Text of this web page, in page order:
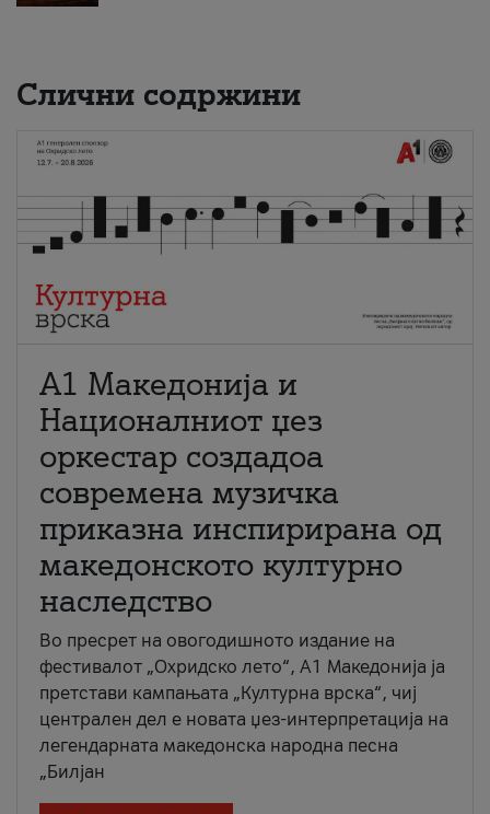
Слични содржини
А1 Македонија и
Националниот џез
оркестар создадоа
современа музичка
приказна инспирирана од
македонското културно
наследство
Во пресрет на овогодишното издание на
фестивалот „Охридско лето“, А1 Македонија ја
претстави кампањата „Културна врска“, чиј
централен дел е новата џез-интерпретација на
легендарната македонска народна песна
„Билјан